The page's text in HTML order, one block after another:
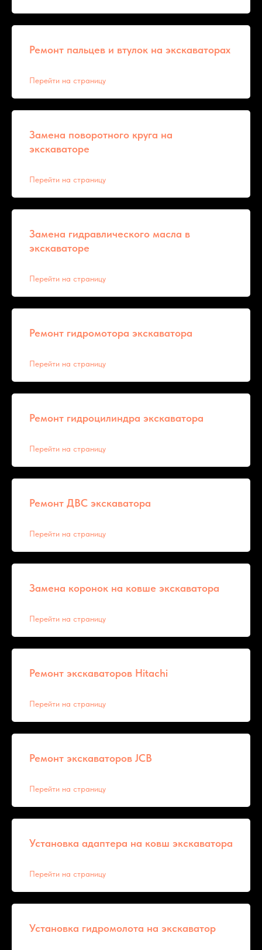
Ремонт пальцев и втулок на экскаваторах
Перейти на страницу
Замена поворотного круга на
экскаваторе
Перейти на страницу
Замена гидравлического масла в
экскаваторе
Перейти на страницу
Ремонт гидромотора экскаватора
Перейти на страницу
Ремонт гидроцилиндра экскаватора
Перейти на страницу
Ремонт ДВС экскаватора
Перейти на страницу
Замена коронок на ковше экскаватора
Перейти на страницу
Ремонт экскаваторов Hitachi
Перейти на страницу
Ремонт экскаваторов JCB
Перейти на страницу
Установка адаптера на ковш экскаватора
Перейти на страницу
Установка гидромолота на экскаватор